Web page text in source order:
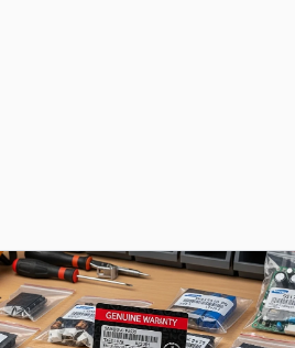
reset ve yeniden yükleme yapıyor.